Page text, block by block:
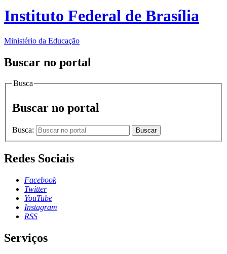
Instituto Federal de Brasília
Ministério da Educação
Buscar no portal
Busca
Buscar no portal
Busca: Buscar
Redes Sociais
Facebook
Twitter
YouTube
Instagram
RSS
Serviços